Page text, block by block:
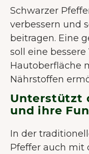
Schwarzer
verbessern und
beitragen. Eine
soll eine
Hautoberfläche
Nährstoffen
Unterstützt
und ihre
In der
Pfeffer auch mit